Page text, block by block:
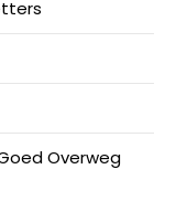
Overweg